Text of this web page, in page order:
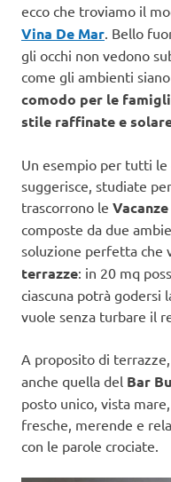
ecco che troviamo il
Vina De Mar. Bello
gli occhi non vedono
come gli ambienti
comodo per le
stile raffinate e
Un esempio per tutti
suggerisce, studiate
trascorrono le
composte da due
soluzione perfetta che
terrazze: in 20 mq
ciascuna potrà godersi
vuole senza turbare il
A proposito di terrazze,
anche quella del Bar
posto unico, vista
fresche, merende e
con le parole crociate.